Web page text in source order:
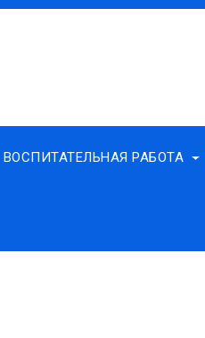
ВОСПИТАТЕЛЬНАЯ РАБОТА